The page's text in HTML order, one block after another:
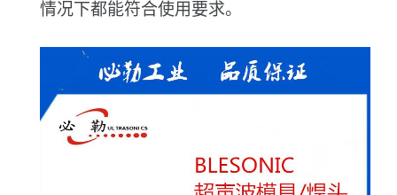
情况下都能符合使用要求。